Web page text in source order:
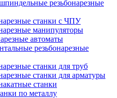
резьбонарезные
станки с ЧПУ
манипуляторы
автоматы
резьбонарезные
станки для труб
станки для арматуры
станки
по металлу